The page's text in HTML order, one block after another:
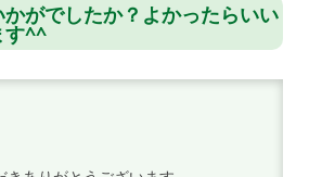
がでしたか？よかったらいい
す^^